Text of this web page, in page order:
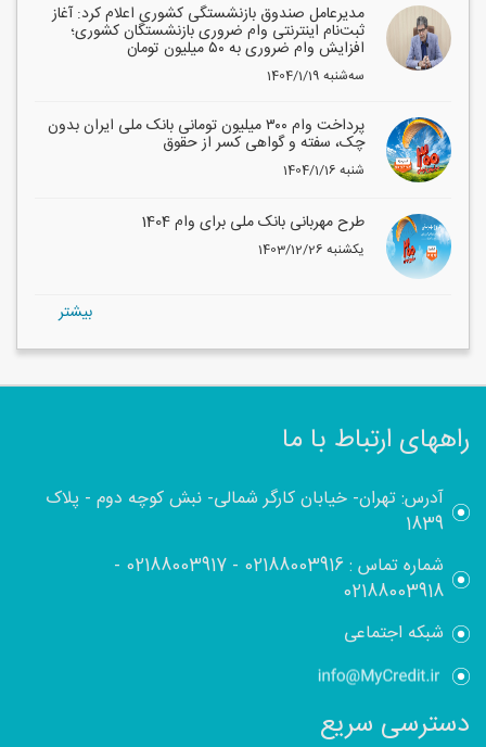
مدیرعامل صندوق بازنشستگی کشوری اعلام کرد: آغاز
ثبت‌نام اینترنتی وام ضروری بازنشستگان کشوری؛
افزایش وام ضروری به ۵۰ میلیون تومان
1404/1/19 سه‌شنبه
پرداخت وام ۳۰۰ میلیون تومانی بانک ملی ایران بدون
چک، سفته و گواهی کسر از حقوق
1404/1/16 شنبه
طرح مهربانی بانک ملی برای وام 1404
1403/12/26 یکشنبه
بيشتر
راههای ارتباط با ما
آدرس: تهران- خیابان کارگر شمالی- نبش کوچه دوم - پلاک
1839
شماره تماس :02188003916
-
02188003917
-
02188003918
شبکه اجتماعی
دسترسی سریع